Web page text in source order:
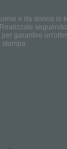
e da donna in
garantire
stampa.